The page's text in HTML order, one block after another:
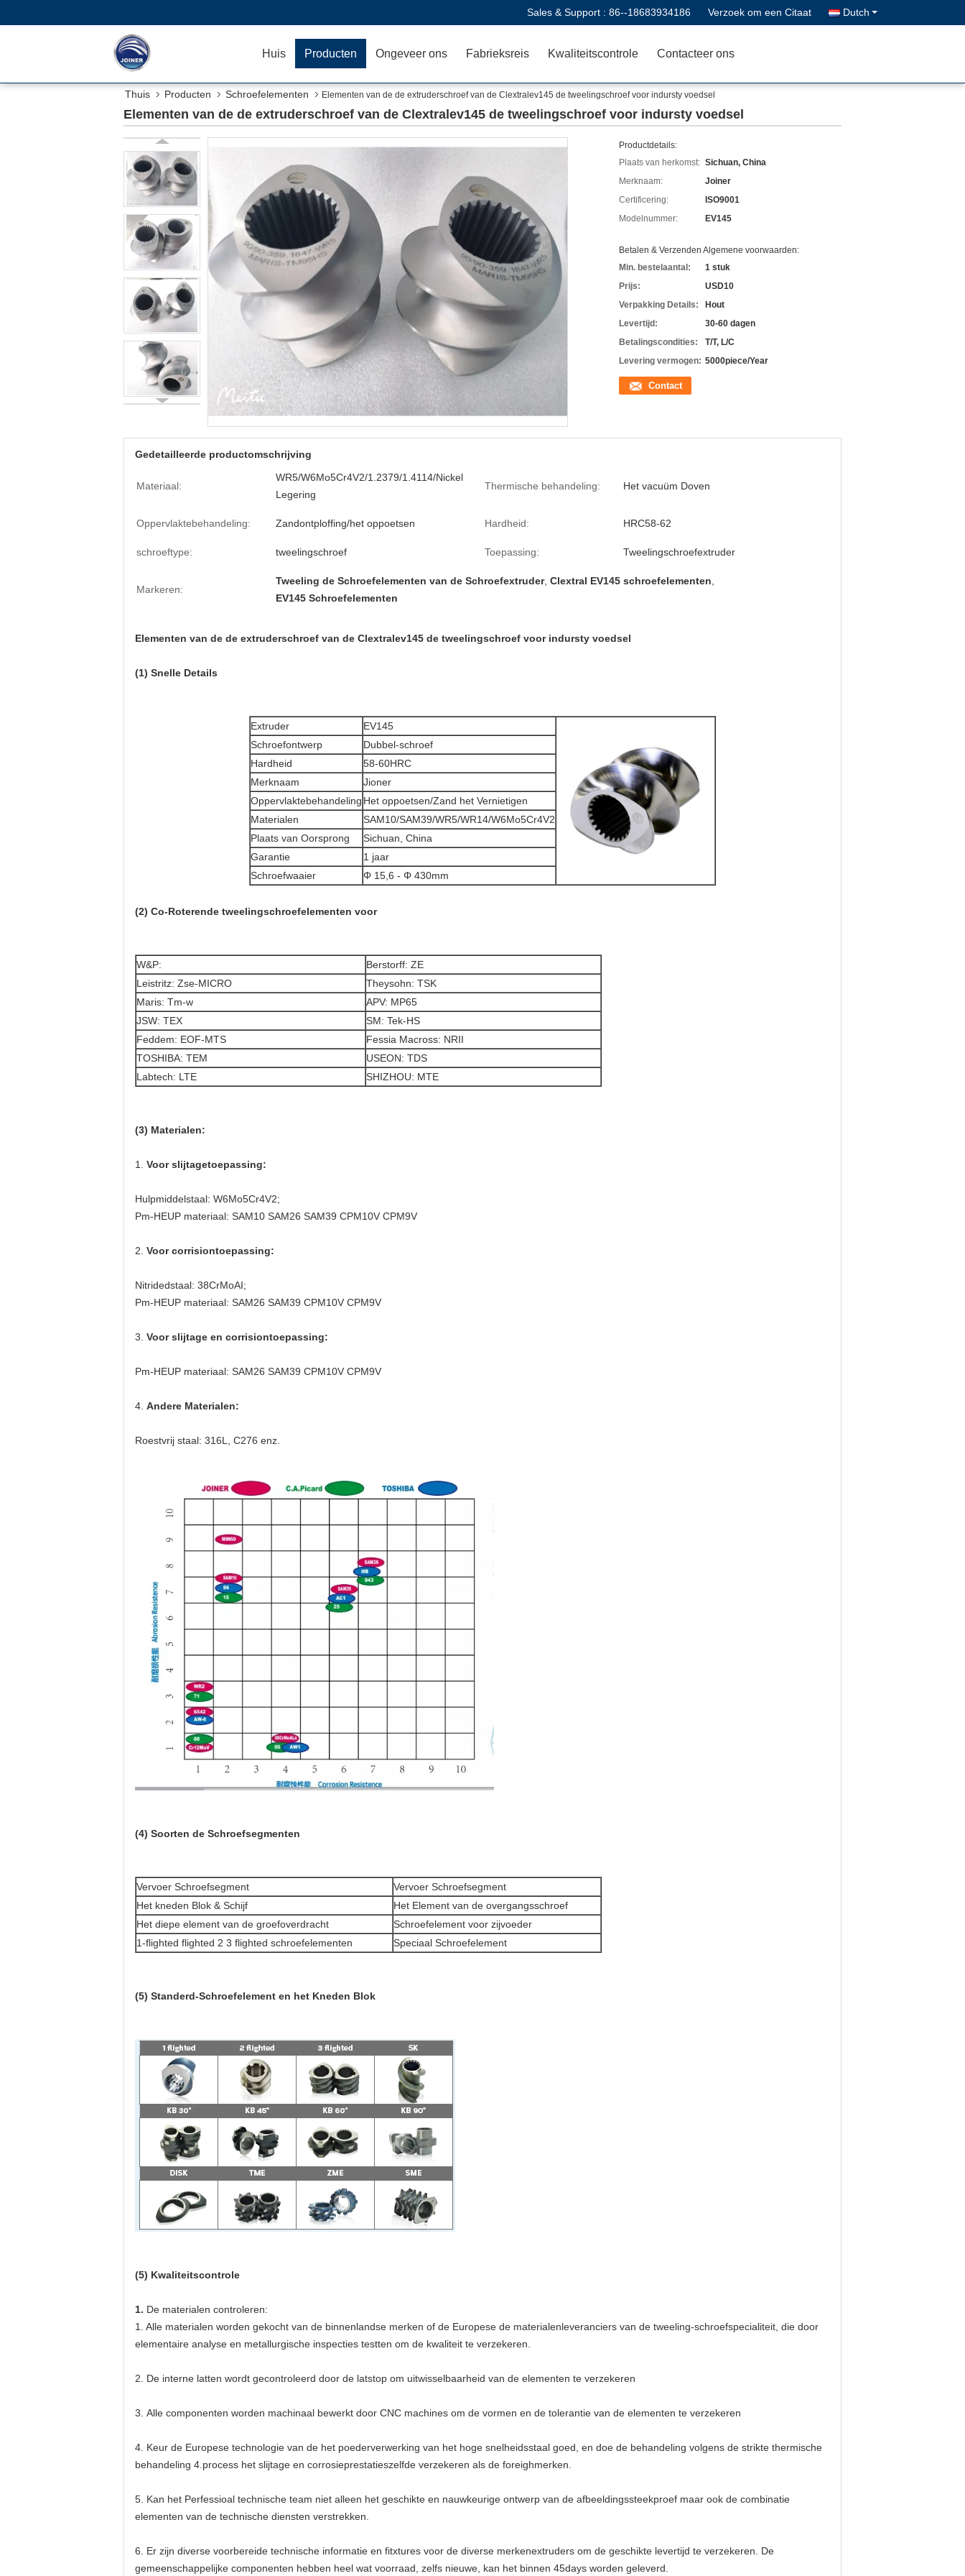
Sales & Support : 86--18683934186 Verzoek om een Citaat Dutch
Huis Producten Ongeveer ons Fabrieksreis Kwaliteitscontrole Contacteer ons
Thuis Producten Schroefelementen Elementen van de de extruderschroef van de Clextralev145 de tweelingschroef voor indursty voedsel
Elementen van de de extruderschroef van de Clextralev145 de tweelingschroef voor indursty voedsel
Productdetails:
Plaats van herkomst: Sichuan, China
Merknaam:
Joiner
Certificering:
ISO9001
Modelnummer:
EV145
Betalen & Verzenden Algemene voorwaarden:
Min. bestelaantal:
1 stuk
Prijs:
USD10
Verpakking Details:
Hout
Levertijd:
30-60 dagen
Betalingscondities:
T/T, L/C
Levering vermogen: 5000piece/Year
Contact
Gedetailleerde productomschrijving
Materiaal:
WR5/W6Mo5Cr4V2/1.2379/1.4114/Nickel
Legering
Thermische behandeling: Het vacuüm Doven
Oppervlaktebehandeling: Zandontploffing/het oppoetsen Hardheid: HRC58-62
schroeftype: tweelingschroef Toepassing: Tweelingschroefextruder
Markeren:
Tweeling de Schroefelementen van de Schroefextruder, Clextral EV145 schroefelementen
EV145 Schroefelementen
Elementen van de de extruderschroef van de Clextralev145 de tweelingschroef voor indursty voedsel
(1) Snelle Details
Extruder
EV145
Schroefontwerp
Dubbel-schroef
Hardheid
58-60HRC
Merknaam
Jioner
Oppervlaktebehandeling Het oppoetsen/Zand het Vernietigen
Materialen
SAM10/SAM39/WR5/WR14/W6Mo5Cr4V2
Plaats van Oorsprong
Sichuan, China
Garantie
1 jaar
Schroefwaaier
Φ 15,6 - Φ 430mm
(2) Co-Roterende tweelingschroefelementen voor
W&P:
Berstorff: ZE
Leistritz: Zse-MICRO
Theysohn: TSK
Maris: Tm-w
APV: MP65
JSW: TEX
SM: Tek-HS
Feddem: EOF-MTS
Fessia Macross: NRII
TOSHIBA: TEM
USEON: TDS
Labtech: LTE
SHIZHOU: MTE
(3) Materialen:
1. Voor slijtagetoepassing:
Hulpmiddelstaal: W6Mo5Cr4V2;
Pm-HEUP materiaal: SAM10 SAM26 SAM39 CPM10V CPM9V
2. Voor corrisiontoepassing:
Nitridedstaal: 38CrMoAI;
Pm-HEUP materiaal: SAM26 SAM39 CPM10V CPM9V
3. Voor slijtage en corrisiontoepassing:
Pm-HEUP materiaal: SAM26 SAM39 CPM10V CPM9V
4. Andere Materialen:
Roestvrij staal: 316L, C276 enz.
(4) Soorten de Schroefsegmenten
Vervoer Schroefsegment
Vervoer Schroefsegment
Het kneden Blok & Schijf
Het Element van de overgangsschroef
Het diepe element van de groefoverdracht
Schroefelement voor zijvoeder
1-flighted flighted 2 3 flighted schroefelementen
Speciaal Schroefelement
(5) Standerd-Schroefelement en het Kneden Blok
(5) Kwaliteitscontrole
1. De materialen controleren:
1. Alle materialen worden gekocht van de binnenlandse merken of de Europese de materialenleveranciers van de tweeling-schroefspecialiteit, die door
elementaire analyse en metallurgische inspecties testten om de kwaliteit te verzekeren.
2. De interne latten wordt gecontroleerd door de latstop om uitwisselbaarheid van de elementen te verzekeren
3. Alle componenten worden machinaal bewerkt door CNC machines om de vormen en de tolerantie van de elementen te verzekeren
4. Keur de Europese technologie van de het poederverwerking van het hoge snelheidsstaal goed, en doe de behandeling volgens de strikte thermische
behandeling 4.process het slijtage en corrosieprestatieszelfde verzekeren als de foreighmerken.
5. Kan het Perfessioal technische team niet alleen het geschikte en nauwkeurige ontwerp van de afbeeldingssteekproef maar ook de combinatie
elementen van de technische diensten verstrekken.
6. Er zijn diverse voorbereide technische informatie en fitxtures voor de diverse merkenextruders om de geschikte levertijd te verzekeren. De
gemeenschappelijke componenten hebben heel wat voorraad, zelfs nieuwe, kan het binnen 45days worden geleverd.